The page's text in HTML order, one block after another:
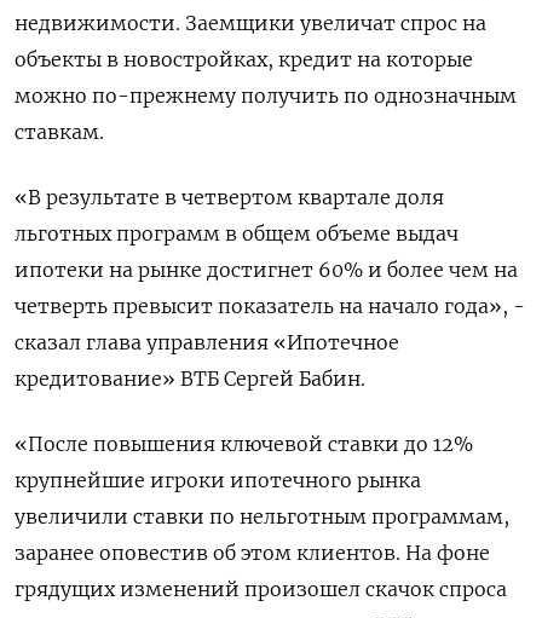
недвижимости. Заемщики увеличат спрос на
объекты в новостройках, кредит на которые
можно по-прежнему получить по однозначным
ставкам.
«В результате в четвертом квартале доля
льготных программ в общем объеме выдач
ипотеки на рынке достигнет 60% и более чем на
четверть превысит показатель на начало года», -
сказал глава управления «Ипотечное
кредитование» ВТБ Сергей Бабин.
«После повышения ключевой ставки до 12%
крупнейшие игроки ипотечного рынка
увеличили ставки по нельготным программам,
заранее оповестив об этом клиентов. На фоне
грядущих изменений произошел скачок спроса